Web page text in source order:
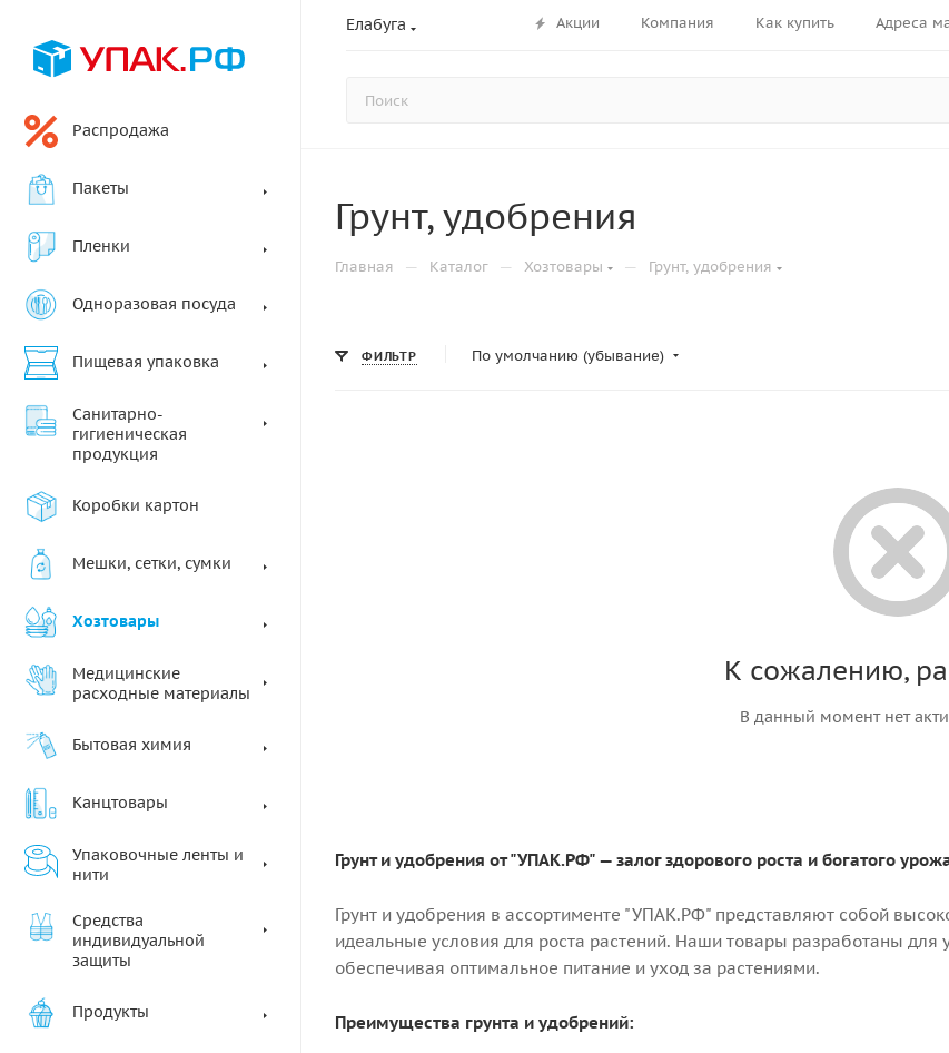
Елабуга Акции Компания Как купить Адреса
Распродажа
Пакеты
Пленки
Одноразовая посуда
Пищевая упаковка
Санитарно-
гигиеническая
продукция
Коробки картон
Мешки, сетки, сумки
Хозтовары
Медицинские
расходные материалы
Бытовая химия
Канцтовары
Упаковочные ленты и
нити
Средства
индивидуальной
защиты
Продукты
Грунт, удобрения
Главная — Каталог — Хозтовары — Грунт, удобрения
ФИЛЬТР По умолчанию (убывание)
К сожалению,
В данный момент нет
Грунт и удобрения от "УПАК.РФ" — залог здорового роста и богатого
Грунт и удобрения в ассортименте "УПАК.РФ" представляют собой
идеальные условия для роста растений. Наши товары разработаны для
обеспечивая оптимальное питание и уход за растениями.
Преимущества грунта и удобрений: